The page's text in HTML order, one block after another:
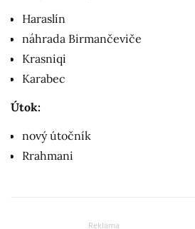
Haraslín
náhrada Birmančeviče
Krasniqi
Karabec
Útok:
nový útočník
Rrahmani